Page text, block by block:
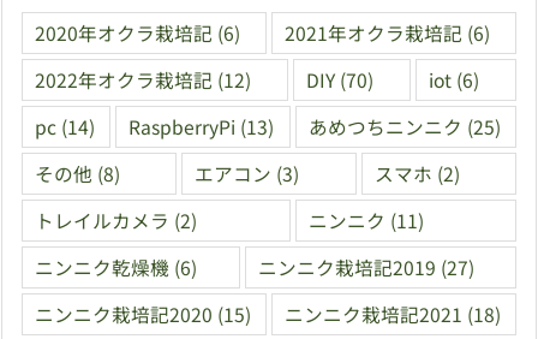
2020年オクラ栽培記 (6) 2021年オクラ栽培記 (6)
2022年オクラ栽培記 (12) DIY (70) iot (6)
pc (14) RaspberryPi (13) あめつちニンニク (25)
その他 (8) エアコン (3) スマホ (2)
トレイルカメラ (2) ニンニク (11)
ニンニク乾燥機 (6) ニンニク栽培記2019 (27)
ニンニク栽培記2020 (15) ニンニク栽培記2021 (18)